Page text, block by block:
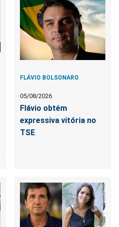
FLÁVIO BOLSONARO
05/08/2026
Flávio obtém
expressiva vitória no
TSE